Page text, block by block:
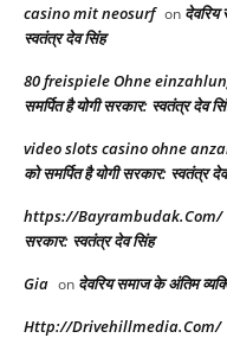
casino mit neosurf on देवरिय
स्वतंत्र देव सिंह
80 freispiele Ohne
समर्पित है योगी सरकार: स्वतंत्र देव
video slots casino ohne
को समर्पित है योगी सरकार: स्वतंत्र
https://Bayrambudak.Com/
सरकार: स्वतंत्र देव सिंह
Gia on देवरिय समाज के अंतिम
Http://Drivehillmedia.Com/